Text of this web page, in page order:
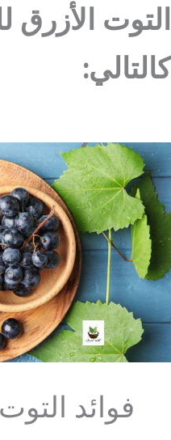
التوت الأزرق
كالتالي:
فوائد